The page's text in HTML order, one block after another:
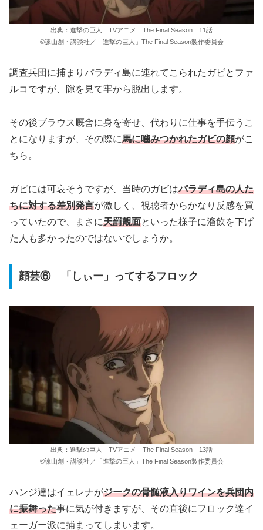
出典：進撃の巨人 TVアニメ The Final Season 11話
©諫山創・講談社／「進撃の巨人」The Final Season製作委員会
調査兵団に捕まりパラディ島に連れてこられたガビとファ
ルコですが、隙を見て牢から脱出します。
その後ブラウス厩舎に身を寄せ、代わりに仕事を手伝うこ
とになりますが、その際に馬に嚙みつかれたガビの顔がこ
ちら。
ガビには可哀そうですが、当時のガビはパラディ島の人た
ちに対する差別発言が激しく、視聴者からかなり反感を買
っていたので、まさに天罰覿面といった様子に溜飲を下げ
た人も多かったのではないでしょうか。
顔芸⑥ 「しぃー」ってするフロック
出典：進撃の巨人 TVアニメ The Final Season 13話
©諫山創・講談社／「進撃の巨人」The Final Season製作委員会
ハンジ達はイェレナがジークの骨髄液入りワインを兵団内
に振舞った事に気が付きますが、その直後にフロック達イ
ェーガー派に捕まってしまいます。